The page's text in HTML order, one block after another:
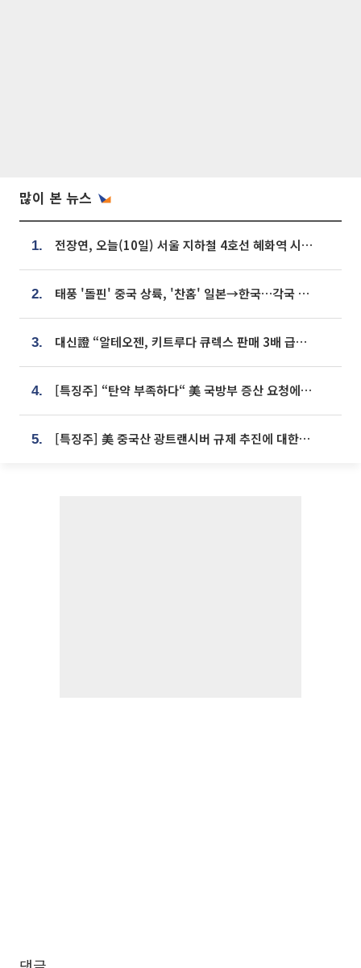
많이 본 뉴스
1. 전장연, 오늘(10일) 서울 지하철 4호선 혜화역 시위…1호선 용산역 무정차
2. 태풍 '돌핀' 중국 상륙, '찬홈' 일본→한국…각국 기상청 예상 경로는?
3. 대신證 “알테오젠, 키트루다 큐렉스 판매 3배 급증…목표가 41만원 상향”
4. [특징주] “탄약 부족하다“ 美 국방부 증산 요청에⋯국내 방산주 급등세
5. [특징주] 美 중국산 광트랜시버 규제 추진에 대한광통신 등 광통신株 강세